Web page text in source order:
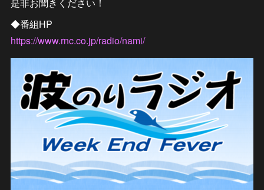
◆番組HP
https://www.rnc.co.jp/radio/nami/